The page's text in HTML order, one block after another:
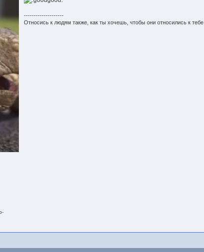
--------------------
Относись к людям также, как ты хочешь, чтобы они относились к тебе